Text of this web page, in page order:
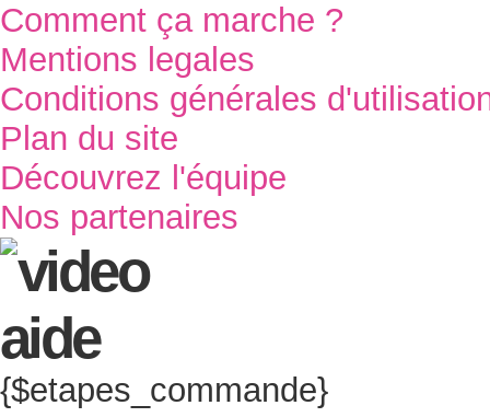
Comment ça marche ?
Mentions legales
Conditions générales
Plan du site
Découvrez l'équipe
Nos partenaires
{$etapes_commande}